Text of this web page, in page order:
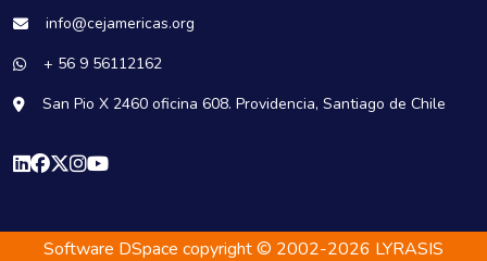
info@cejamericas.org
+ 56 9 56112162
San Pio X 2460 oficina 608. Providencia, Santiago de Chile
Software DSpace copyright © 2002-2026 LYRASIS